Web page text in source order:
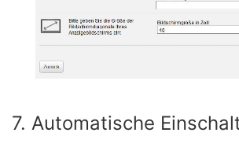
7. Automatische